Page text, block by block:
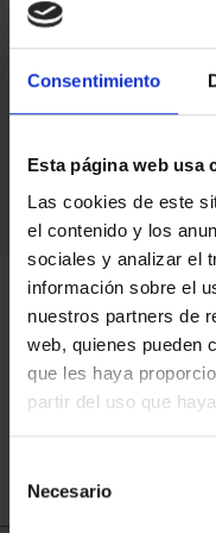
Consentimiento
Esta página web usa
Las cookies de este
el contenido y los
sociales y analizar el
información sobre el
nuestros partners de
web, quienes pueden
que les haya
partir del uso que
consentimiento
Necesario
Què
de
1.
vivenda,
millores
2. Elcàlcul
anual.
3. La
vivenda.